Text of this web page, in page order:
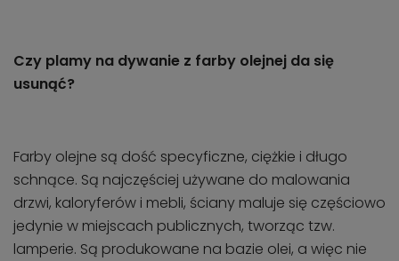
Czy plamy na dywanie z farby olejnej da się
usunąć?
Farby olejne są dość specyficzne, ciężkie i długo
schnące. Są najczęściej używane do malowania
drzwi, kaloryferów i mebli, ściany maluje się częściowo
jedynie w miejscach publicznych, tworząc tzw.
lamperie. Są produkowane na bazie olei, a więc nie